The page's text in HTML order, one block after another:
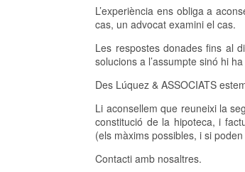
L’experiència ens obliga a
cas, un advocat examini el cas.
Les respostes donades fins al
solucions a l’assumpte sinó hi
Des Lúquez & ASSOCIATS
Li aconsellem que reuneixi la
constitució de la hipoteca, i
(els màxims possibles, i si
Contacti amb nosaltres.